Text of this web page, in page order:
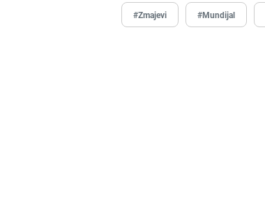
#Zmajevi #Mundijal